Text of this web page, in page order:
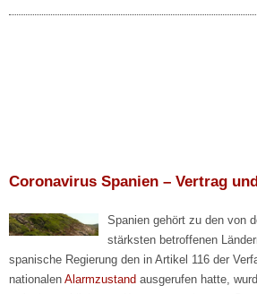
Coronavirus Spanien – Vertrag
Spanien gehört zu den von
stärksten betroffenen
spanische Regierung den in Artikel 116 der
nationalen Alarmzustand ausgerufen hatte,